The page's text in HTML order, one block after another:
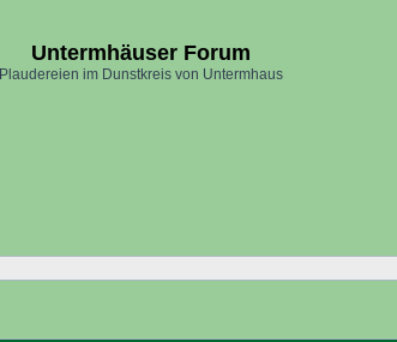
Untermhäuser Forum
Plaudereien im Dunstkreis von Untermhaus